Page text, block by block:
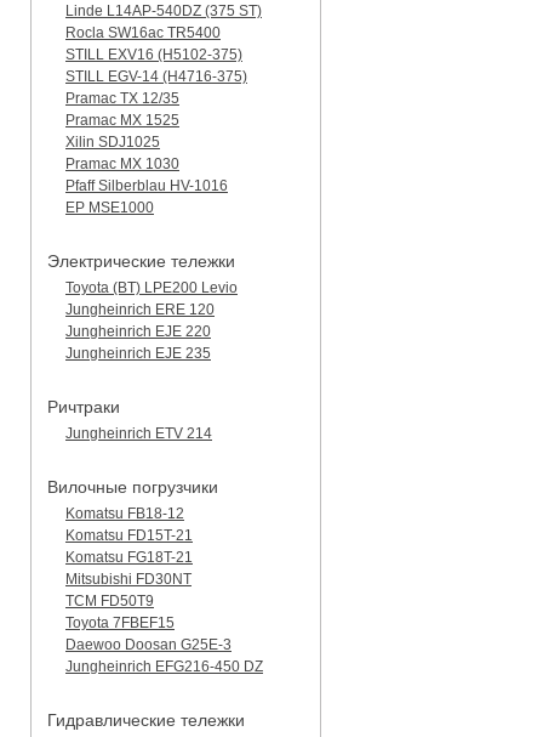
Linde L14AP-540DZ (375 ST)
Rocla SW16ac TR5400
STILL EXV16 (H5102-375)
STILL EGV-14 (H4716-375)
Pramac TX 12/35
Pramac MX 1525
Xilin SDJ1025
Pramac MX 1030
Pfaff Silberblau HV-1016
EP MSE1000
Электрические тележки
Toyota (BT) LPE200 Levio
Jungheinrich ERE 120
Jungheinrich EJE 220
Jungheinrich EJE 235
Ричтраки
Jungheinrich ETV 214
Вилочные погрузчики
Komatsu FB18-12
Komatsu FD15T-21
Komatsu FG18T-21
Mitsubishi FD30NT
TCM FD50T9
Toyota 7FBEF15
Daewoo Doosan G25E-3
Jungheinrich EFG216-450 DZ
Гидравлические тележки